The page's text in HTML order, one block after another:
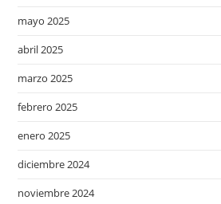
mayo 2025
abril 2025
marzo 2025
febrero 2025
enero 2025
diciembre 2024
noviembre 2024